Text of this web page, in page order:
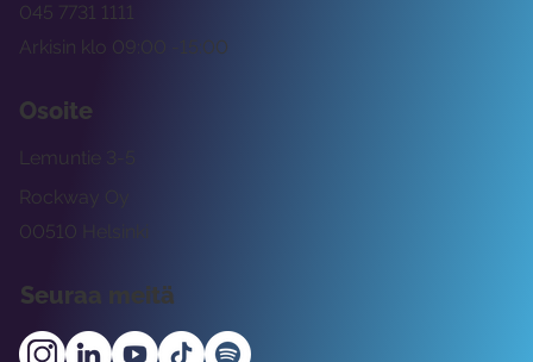
Arkisin klo 09:00 -15:00
045 7731 1111
Osoite
Rockway Oy
Lemuntie 3-5
00510 Helsinki
Seuraa meitä